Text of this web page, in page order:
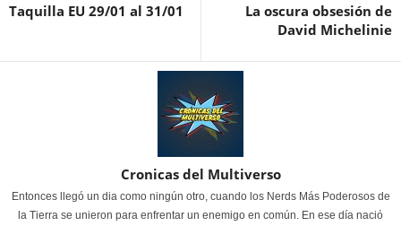
Taquilla EU 29/01 al 31/01
La oscura obsesión de
David Michelinie
Cronicas del Multiverso
Entonces llegó un dia como ningún otro, cuando los Nerds Más Poderosos de
la Tierra se unieron para enfrentar un enemigo en común. En ese día nació